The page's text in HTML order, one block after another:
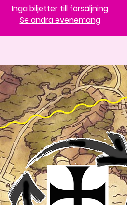
Inga biljetter till försäljning
Se andra evenemang